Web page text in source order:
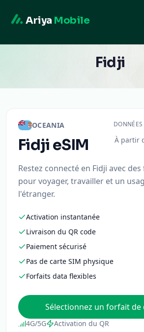
Ariya Mobile
Fidji
OCEANIA
Fidji eSIM À partir
Restez connecté en Fidji avec
pour voyager, travailler et un
l'étranger.
Activation instantanée
Livraison du QR code
Paiement sécurisé
Pas de carte SIM physique
Forfaits data flexibles
Sélectionnez un forfait de
4G/5G Activation du QR